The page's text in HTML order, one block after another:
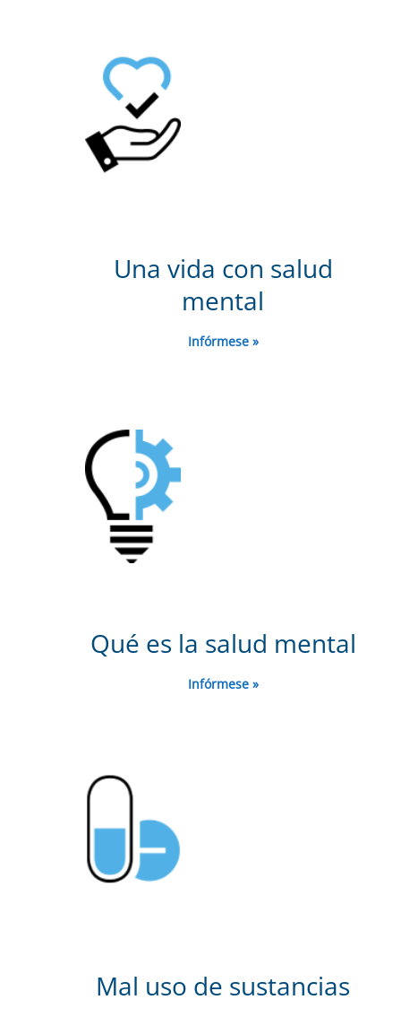
Una vida con salud
mental
Infórmese »
Qué es la salud mental
Infórmese »
Mal uso de sustancias